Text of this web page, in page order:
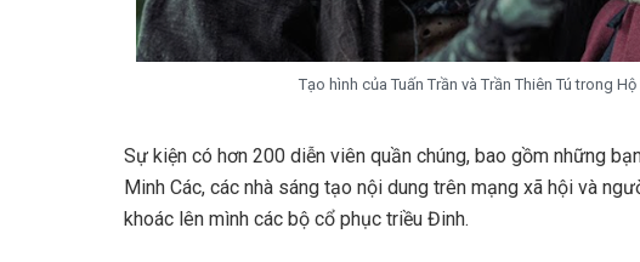
Tạo hình của Tuấn Trần và Trần Thiên Tú trong
Sự kiện có hơn 200 diễn viên quần chúng, bao gồm những
Minh Các, các nhà sáng tạo nội dung trên mạng xã hội và
khoác lên mình các bộ cổ phục triều Đinh.